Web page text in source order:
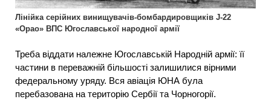
Лінійка серійних винищувачів-бомбардировщиків J-22
«Орао» ВПС Югославської народної армії
Треба віддати належне Югославській Народній армії: її
частини в переважній більшості залишилися вірними
федеральному уряду. Вся авіація ЮНА була
перебазована на територію Сербії та Чорногорії.